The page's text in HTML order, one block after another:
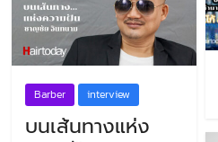
Barber interview
บนเส้นทางแห่ง